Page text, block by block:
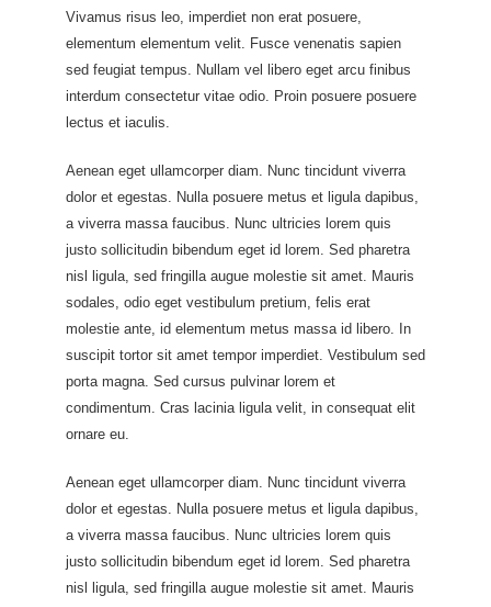
Vivamus risus leo, imperdiet non erat posuere,
elementum elementum velit. Fusce venenatis sapien
sed feugiat tempus. Nullam vel libero eget arcu finibus
interdum consectetur vitae odio. Proin posuere posuere
lectus et iaculis.
Aenean eget ullamcorper diam. Nunc tincidunt viverra
dolor et egestas. Nulla posuere metus et ligula dapibus,
a viverra massa faucibus. Nunc ultricies lorem quis
justo sollicitudin bibendum eget id lorem. Sed pharetra
nisl ligula, sed fringilla augue molestie sit amet. Mauris
sodales, odio eget vestibulum pretium, felis erat
molestie ante, id elementum metus massa id libero. In
suscipit tortor sit amet tempor imperdiet. Vestibulum sed
porta magna. Sed cursus pulvinar lorem et
condimentum. Cras lacinia ligula velit, in consequat elit
ornare eu.
Aenean eget ullamcorper diam. Nunc tincidunt viverra
dolor et egestas. Nulla posuere metus et ligula dapibus,
a viverra massa faucibus. Nunc ultricies lorem quis
justo sollicitudin bibendum eget id lorem. Sed pharetra
nisl ligula, sed fringilla augue molestie sit amet. Mauris